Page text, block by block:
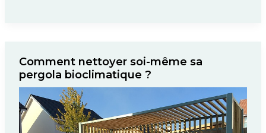
Comment nettoyer soi-même sa
pergola bioclimatique ?